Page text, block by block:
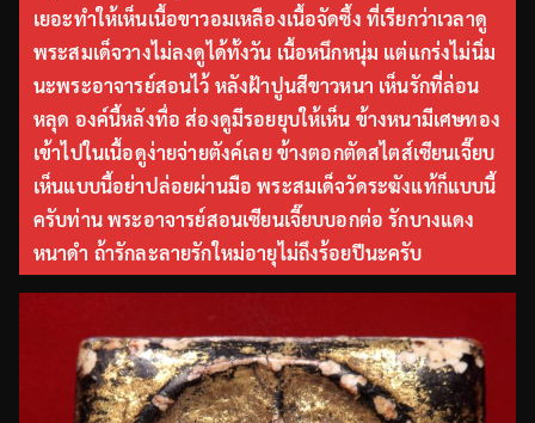
เยอะทำให้เห็นเนื้อขาวอมเหลืองเนื้อจัดซึ้ง ที่เรียกว่าเวลาดู
พระสมเด็จวางไม่ลงดูได้ทั้งวัน เนื้อหนึกหนุ่ม แต่แกร่งไม่นิ่ม
นะพระอาจารย์สอนไว้ หลังฝ้าปูนสีขาวหนา เห็นรักที่ล่อน
หลุด องค์นี้หลังทื่อ ส่องดูมีรอยยุบให้เห็น ข้างหนามีเศษทอง
เข้าไปในเนื้อดูง่ายจ่ายตังค์เลย ข้างตอกตัดสไตส์เซียนเจี๊ยบ
เห็นแบบนี้อย่าปล่อยผ่านมือ พระสมเด็จวัดระฆังแท้ก็แบบนี้
ครับท่าน พระอาจารย์สอนเซียนเจี๊ยบบอกต่อ รักบางแดง
หนาดำ ถ้ารักละลายรักใหม่อายุไม่ถึงร้อยปีนะครับ